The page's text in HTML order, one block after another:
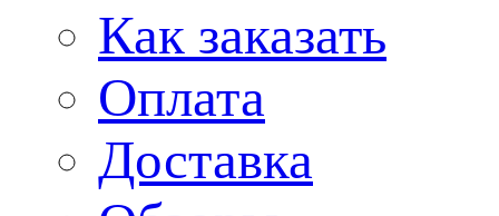
Как заказать
Оплата
Доставка